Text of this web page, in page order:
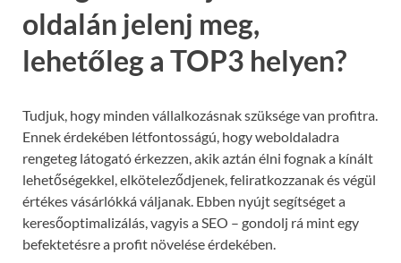
oldalán jelenj meg,
lehetőleg a TOP3 helyen?
Tudjuk, hogy minden vállalkozásnak szüksége van profitra.
Ennek érdekében létfontosságú, hogy weboldaladra
rengeteg látogató érkezzen, akik aztán élni fognak a kínált
lehetőségekkel, elköteleződjenek, feliratkozzanak és végül
értékes vásárlókká váljanak. Ebben nyújt segítséget a
keresőoptimalizálás, vagyis a SEO – gondolj rá mint egy
befektetésre a profit növelése érdekében.